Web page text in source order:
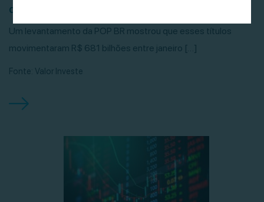
desacelera, mas bate recorde
Um levantamento da POP BR mostrou que esses títulos
movimentaram R$ 681 bilhões entre janeiro […]
Fonte: Valor Investe